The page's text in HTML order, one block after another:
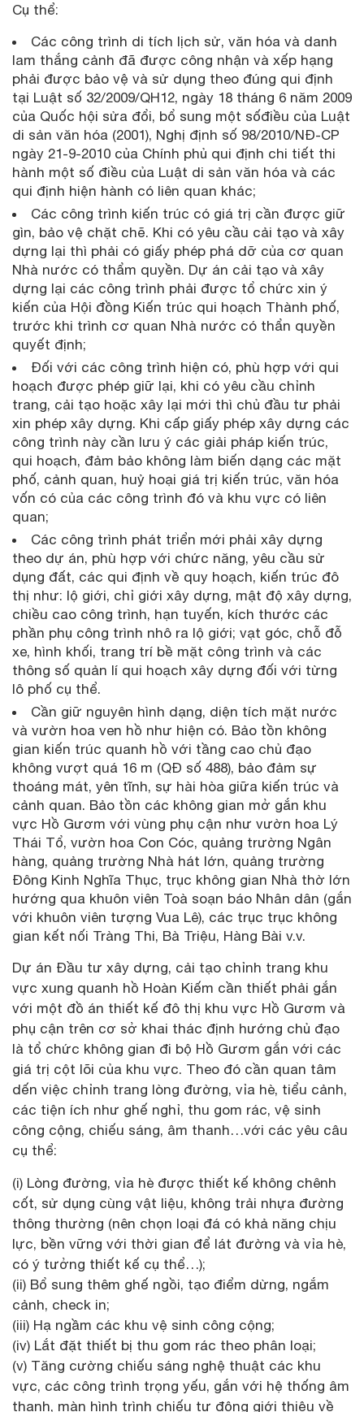
Cụ thể:
Các công trình di tích lịch sử, văn hóa và danh
lam thắng cảnh đã được công nhận và xếp hạng
phải được bảo vệ và sử dụng theo đúng qui định
tại Luật số 32/2009/QH12, ngày 18 tháng 6 năm 2009
của Quốc hội sửa đổi, bổ sung một sốđiều của Luật
di sản văn hóa (2001), Nghị định số 98/2010/NĐ-CP
ngày 21-9-2010 của Chính phủ qui định chi tiết thi
hành một số điều của Luật di sản văn hóa và các
qui định hiện hành có liên quan khác;
Các công trình kiến trúc có giá trị cần được giữ
gìn, bảo vệ chặt chẽ. Khi có yêu cầu cải tạo và xây
dựng lại thì phải có giấy phép phá dỡ của cơ quan
Nhà nước có thẩm quyền. Dự án cải tạo và xây
dựng lại các công trình phải được tổ chức xin ý
kiến của Hội đồng Kiến trúc qui hoạch Thành phố,
trước khi trình cơ quan Nhà nước có thẩn quyền
quyết định;
Đối với các công trình hiện có, phù hợp với qui
hoạch được phép giữ lại, khi có yêu cầu chỉnh
trang, cải tạo hoặc xây lại mới thì chủ đầu tư phải
xin phép xây dựng. Khi cấp giấy phép xây dựng các
công trình này cần lưu ý các giải pháp kiến trúc,
qui hoạch, đảm bảo không làm biến dạng các mặt
phố, cảnh quan, huỷ hoại giá trị kiến trúc, văn hóa
vốn có của các công trình đó và khu vực có liên
quan;
Các công trình phát triển mới phải xây dựng
theo dự án, phù hợp với chức năng, yêu cầu sử
dụng đất, các qui định về quy hoạch, kiến trúc đô
thị như: lộ giới, chỉ giới xây dựng, mật độ xây dựng,
chiều cao công trình, hạn tuyến, kích thước các
phần phụ công trình nhô ra lộ giới; vạt góc, chỗ đỗ
xe, hình khối, trang trí bề mặt công trình và các
thông số quản lí qui hoạch xây dựng đối với từng
lô phố cụ thể.
Cần giữ nguyên hình dạng, diện tích mặt nước
và vườn hoa ven hồ như hiện có. Bảo tồn không
gian kiến trúc quanh hồ với tầng cao chủ đạo
không vượt quá 16 m (QĐ số 488), bảo đảm sự
thoáng mát, yên tĩnh, sự hài hòa giữa kiến trúc và
cảnh quan. Bảo tồn các không gian mở gắn khu
vực Hồ Gươm với vùng phụ cận như vườn hoa Lý
Thái Tổ, vườn hoa Con Cóc, quảng trường Ngân
hàng, quảng trường Nhà hát lớn, quảng trường
Đông Kinh Nghĩa Thục, trục không gian Nhà thờ lớn
hướng qua khuôn viên Toà soạn báo Nhân dân (gắn
với khuôn viên tượng Vua Lê), các trục trục không
gian kết nối Tràng Thi, Bà Triệu, Hàng Bài v.v.
Dự án Đầu tư xây dựng, cải tạo chỉnh trang khu
vực xung quanh hồ Hoàn Kiếm cần thiết phải gắn
với một đồ án thiết kế đô thị khu vực Hồ Gươm và
phụ cận trên cơ sở khai thác định hướng chủ đạo
là tổ chức không gian đi bộ Hồ Gươm gắn với các
giá trị cột lõi của khu vực. Theo đó cần quan tâm
dến việc chỉnh trang lòng đường, vỉa hè, tiểu cảnh,
các tiện ích như ghế nghỉ, thu gom rác, vệ sinh
công cộng, chiếu sáng, âm thanh…với các yêu câu
cụ thể:
(i) Lòng đường, vỉa hè được thiết kế không chênh
cốt, sử dụng cùng vật liệu, không trải nhựa đường
thông thường (nên chọn loại đá có khả năng chịu
lực, bền vững với thời gian để lát đường và vỉa hè,
có ý tưởng thiết kế cụ thể…);
(ii) Bổ sung thêm ghế ngồi, tạo điểm dừng, ngắm
cảnh, check in;
(iii) Hạ ngầm các khu vệ sinh công cộng;
(iv) Lắt đặt thiết bị thu gom rác theo phân loại;
(v) Tăng cường chiếu sáng nghệ thuật các khu
vực, các công trình trọng yếu, gắn với hệ thống âm
thanh, màn hình trình chiếu tự động giới thiệu về